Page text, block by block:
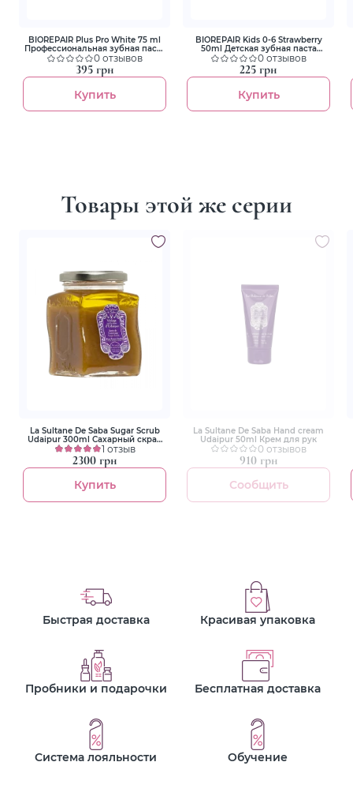
BIOREPAIR Plus Pro White 75 ml
Профессиональная зубная паста
PRO White0 отзывов
395 грн
Купить
BIOREPAIR Kids 0-6 Strawberry
50ml Детская зубная паста
"Веселый мышонок" земляника
0 отзывов
225 грн
Купить
Товары этой же серии
La Sultane De Saba Sugar Scrub
Udaipur 300ml Сахарный скраб
для тела Удаипур
1 отзыв
2300 грн
Купить
La Sultane De Saba Hand cream
Udaipur 50ml Крем для рук
0 отзывов
910 грн
Сообщить
Быстрая доставка Красивая упаковка
Пробники и подарочки Бесплатная доставка
Система лояльности Обучение